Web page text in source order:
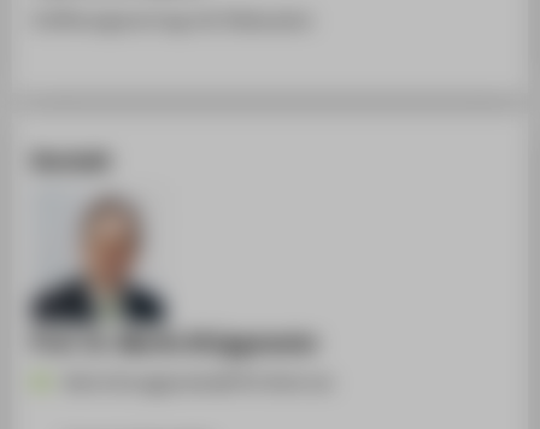
Kontakt
Prof. Dr. Martin Brüggemeier
ÜBER DIE HTW BERLIN